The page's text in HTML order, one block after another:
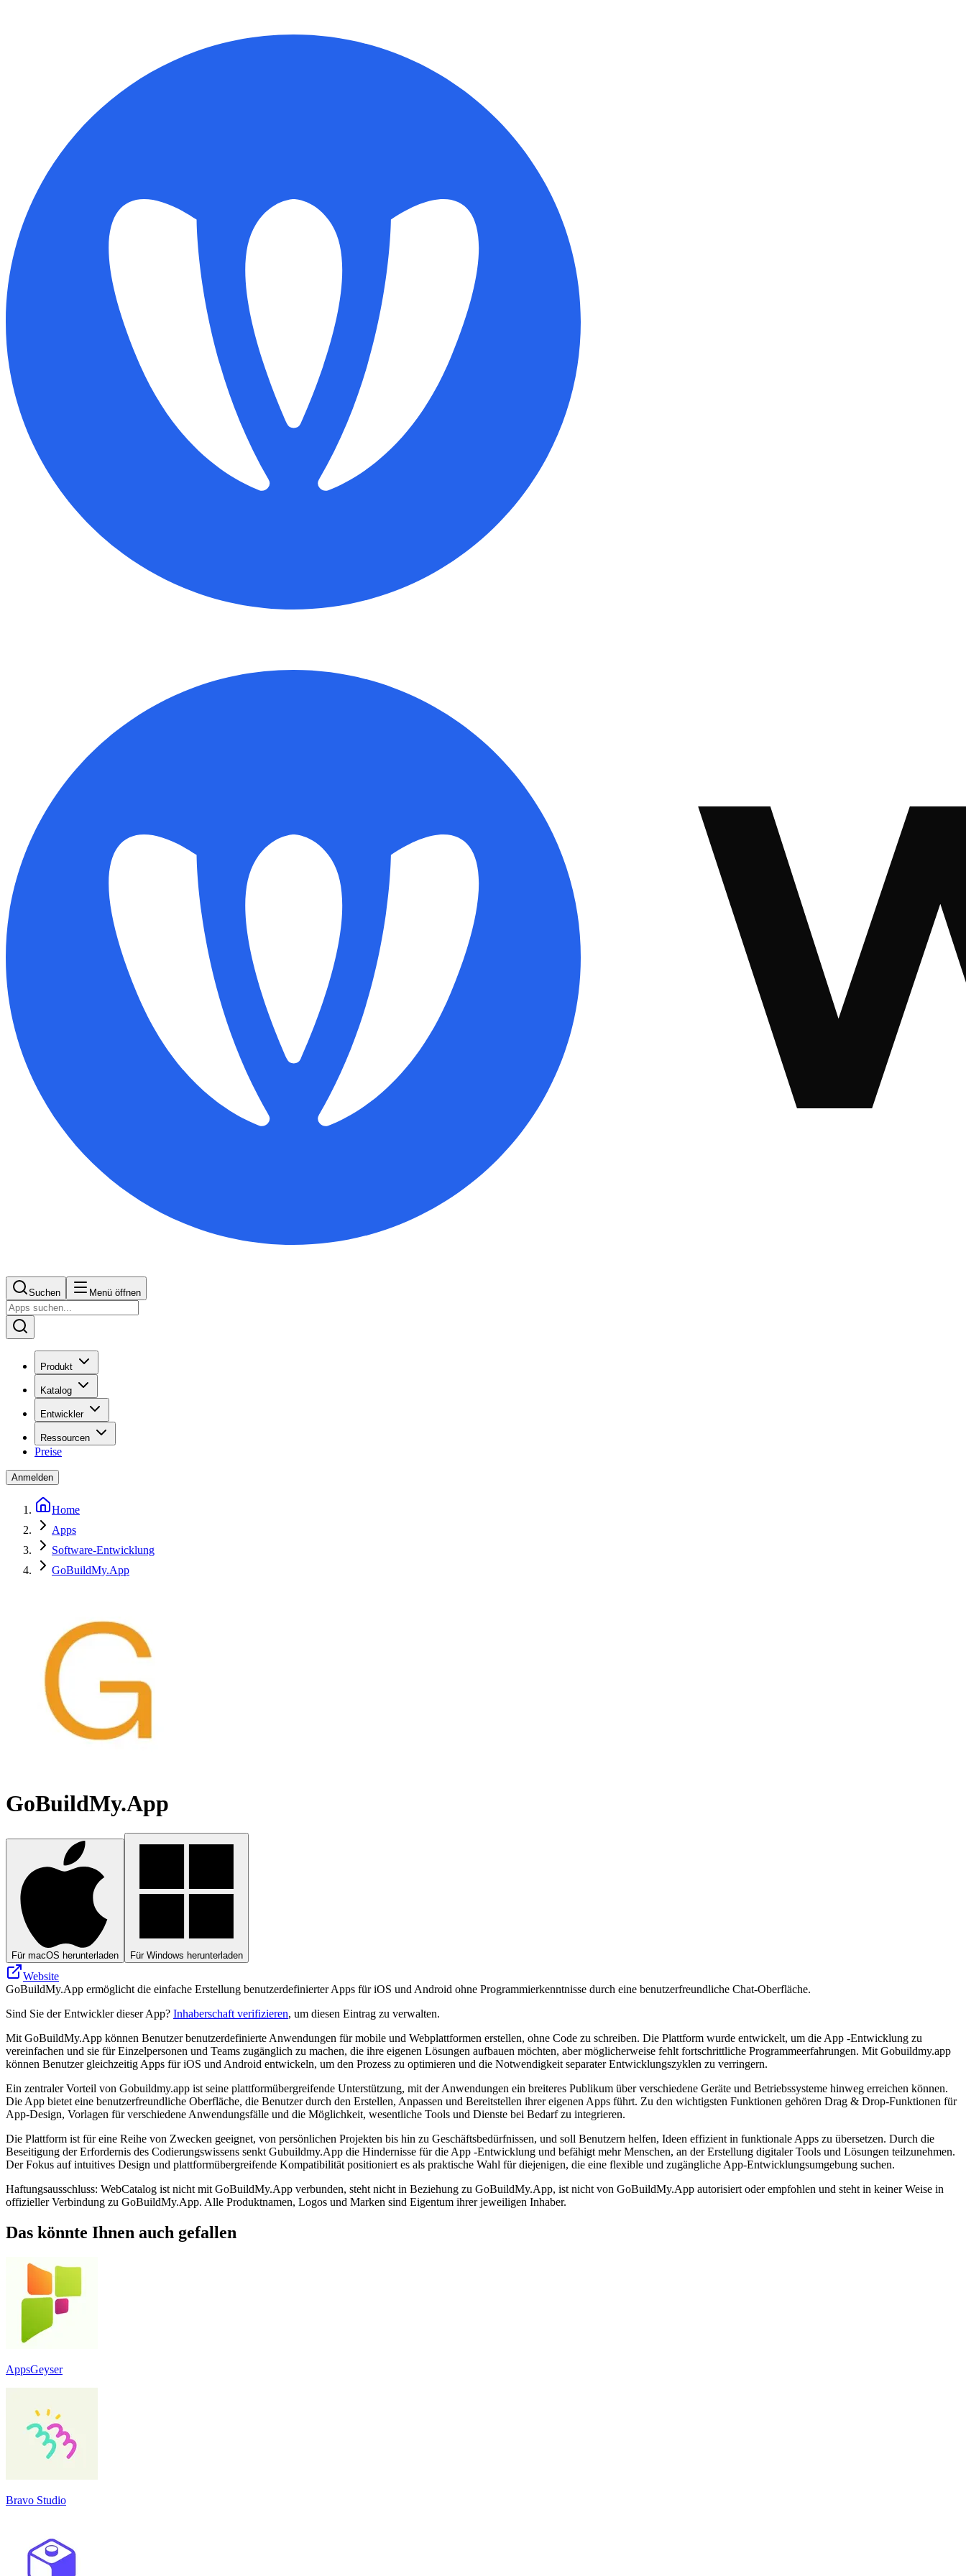
Suchen Menü öffnen
Produkt
Katalog
Entwickler
Ressourcen
Preise
Anmelden
Home
Apps
Software-Entwicklung
GoBuildMy.App
GoBuildMy.App
Für macOS herunterladen Für Windows herunterladen
Website
GoBuildMy.App ermöglicht die einfache Erstellung benutzerdefinierter Apps für iOS und Android ohne Programmierkenntnisse durch eine benutzerfreundliche Chat-Oberfläche.
Sind Sie der Entwickler dieser App? Inhaberschaft verifizieren, um diesen Eintrag zu verwalten.
Mit GoBuildMy.App können Benutzer benutzerdefinierte Anwendungen für mobile und Webplattformen erstellen, ohne Code zu schreiben. Die Plattform wurde entwickelt, um die App -Entwicklung zu
vereinfachen und sie für Einzelpersonen und Teams zugänglich zu machen, die ihre eigenen Lösungen aufbauen möchten, aber möglicherweise fehlt fortschrittliche Programmeerfahrungen. Mit Gobuildmy.app
können Benutzer gleichzeitig Apps für iOS und Android entwickeln, um den Prozess zu optimieren und die Notwendigkeit separater Entwicklungszyklen zu verringern.
Ein zentraler Vorteil von Gobuildmy.app ist seine plattformübergreifende Unterstützung, mit der Anwendungen ein breiteres Publikum über verschiedene Geräte und Betriebssysteme hinweg erreichen können.
Die App bietet eine benutzerfreundliche Oberfläche, die Benutzer durch den Erstellen, Anpassen und Bereitstellen ihrer eigenen Apps führt. Zu den wichtigsten Funktionen gehören Drag & Drop-Funktionen für
App-Design, Vorlagen für verschiedene Anwendungsfälle und die Möglichkeit, wesentliche Tools und Dienste bei Bedarf zu integrieren.
Die Plattform ist für eine Reihe von Zwecken geeignet, von persönlichen Projekten bis hin zu Geschäftsbedürfnissen, und soll Benutzern helfen, Ideen effizient in funktionale Apps zu übersetzen. Durch die
Beseitigung der Erfordernis des Codierungswissens senkt Gubuildmy.App die Hindernisse für die App -Entwicklung und befähigt mehr Menschen, an der Erstellung digitaler Tools und Lösungen teilzunehmen.
Der Fokus auf intuitives Design und plattformübergreifende Kompatibilität positioniert es als praktische Wahl für diejenigen, die eine flexible und zugängliche App-Entwicklungsumgebung suchen.
Haftungsausschluss: WebCatalog ist nicht mit GoBuildMy.App verbunden, steht nicht in Beziehung zu GoBuildMy.App, ist nicht von GoBuildMy.App autorisiert oder empfohlen und steht in keiner Weise in
offizieller Verbindung zu GoBuildMy.App. Alle Produktnamen, Logos und Marken sind Eigentum ihrer jeweiligen Inhaber.
Das könnte Ihnen auch gefallen
AppsGeyser
Bravo Studio